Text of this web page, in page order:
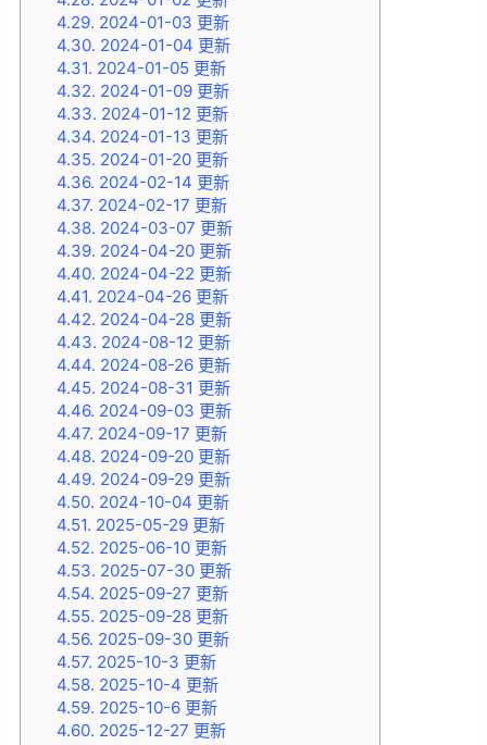
4.29. 2024-01-03 更新
4.30. 2024-01-04 更新
4.31. 2024-01-05 更新
4.32. 2024-01-09 更新
4.33. 2024-01-12 更新
4.34. 2024-01-13 更新
4.35. 2024-01-20 更新
4.36. 2024-02-14 更新
4.37. 2024-02-17 更新
4.38. 2024-03-07 更新
4.39. 2024-04-20 更新
4.40. 2024-04-22 更新
4.41. 2024-04-26 更新
4.42. 2024-04-28 更新
4.43. 2024-08-12 更新
4.44. 2024-08-26 更新
4.45. 2024-08-31 更新
4.46. 2024-09-03 更新
4.47. 2024-09-17 更新
4.48. 2024-09-20 更新
4.49. 2024-09-29 更新
4.50. 2024-10-04 更新
4.51. 2025-05-29 更新
4.52. 2025-06-10 更新
4.53. 2025-07-30 更新
4.54. 2025-09-27 更新
4.55. 2025-09-28 更新
4.56. 2025-09-30 更新
4.57. 2025-10-3 更新
4.58. 2025-10-4 更新
4.59. 2025-10-6 更新
4.60. 2025-12-27 更新